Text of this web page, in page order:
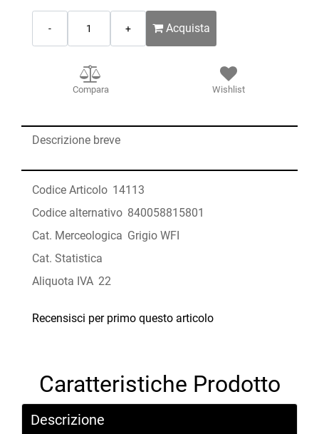
Acquista
Compara Wishlist
Descrizione breve
Codice Articolo 14113
Codice alternativo 840058815801
Cat. Merceologica Grigio WFI
Cat. Statistica
Aliquota IVA 22
Recensisci per primo questo articolo
Caratteristiche Prodotto
Descrizione